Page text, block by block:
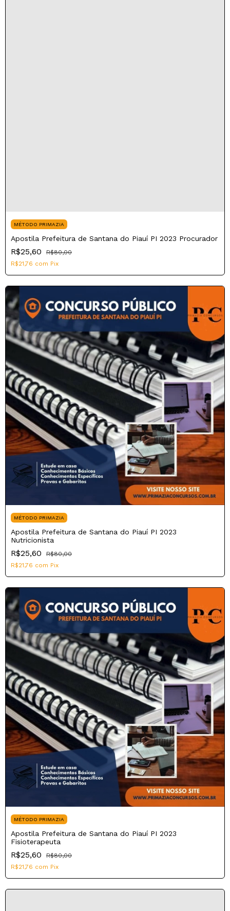
MÉTODO PRIMAZIA
Apostila Prefeitura de Santana do Piauí PI 2023 Procurador
R$25,60
R$80,00
R$21,76 com Pix
MÉTODO PRIMAZIA
Apostila Prefeitura de Santana do Piauí PI 2023
Nutricionista
R$25,60
R$80,00
R$21,76 com Pix
MÉTODO PRIMAZIA
Apostila Prefeitura de Santana do Piauí PI 2023
Fisioterapeuta
R$25,60
R$80,00
R$21,76 com Pix